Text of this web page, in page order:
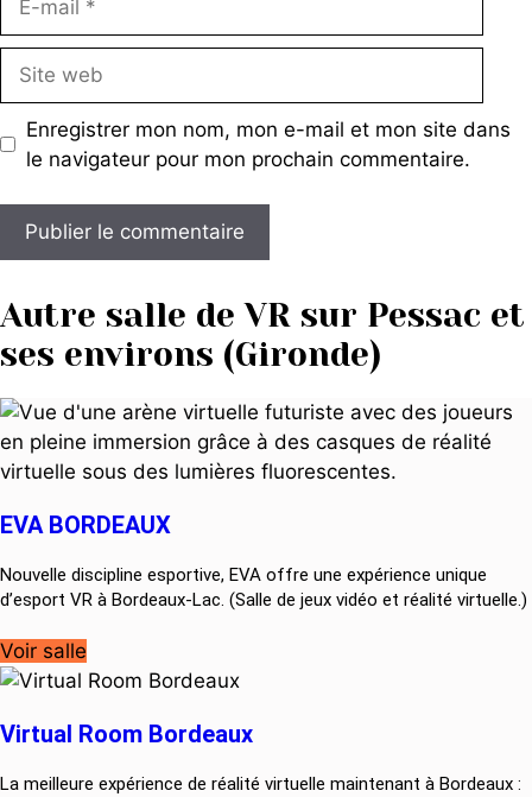
mail
web
Enregistrer mon nom, mon e-mail et mon site dans
le navigateur pour mon prochain commentaire.
Autre salle de VR sur Pessac et
ses environs (Gironde)
EVA BORDEAUX
Nouvelle discipline esportive, EVA offre une expérience unique
d’esport VR à Bordeaux-Lac. (Salle de jeux vidéo et réalité virtuelle.)
Voir salle
Virtual Room Bordeaux
La meilleure expérience de réalité virtuelle maintenant à Bordeaux :